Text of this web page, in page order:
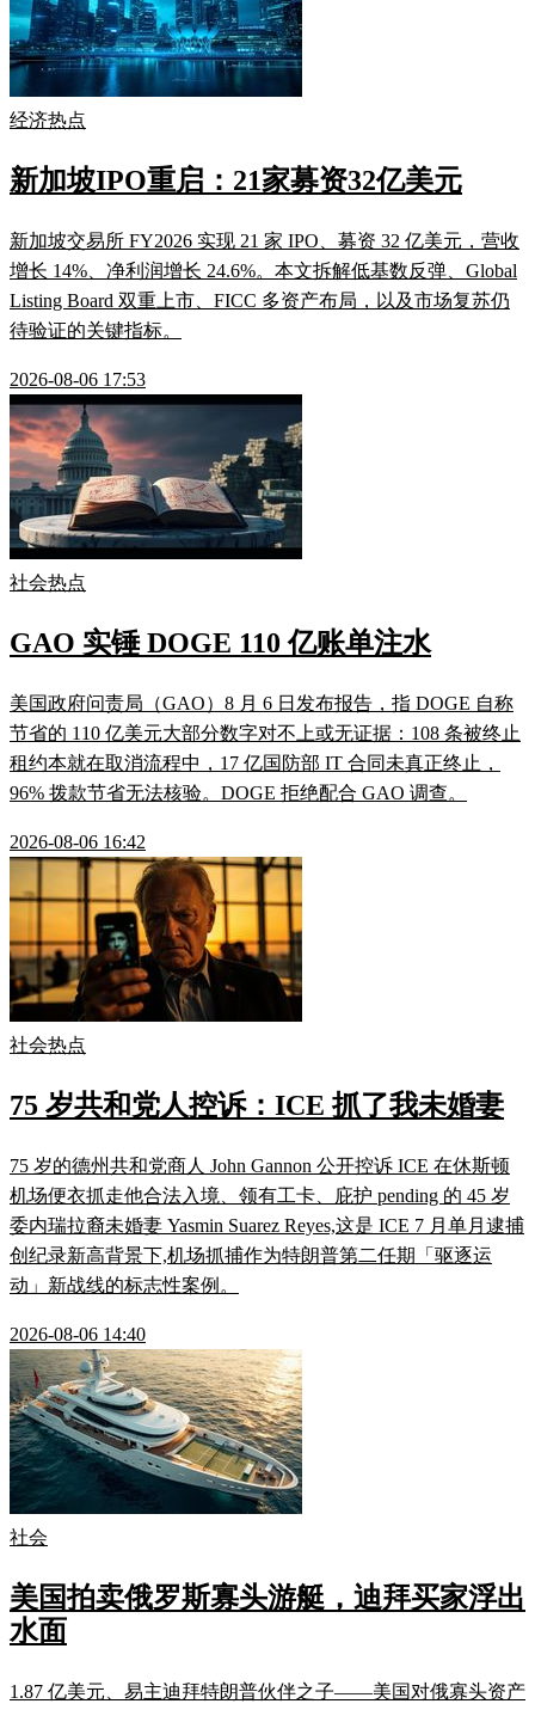
经济热点
新加坡IPO重启：21家募资32亿美元
新加坡交易所 FY2026 实现 21 家 IPO、募资 32 亿美元，营收
增长 14%、净利润增长 24.6%。本文拆解低基数反弹、Global
Listing Board 双重上市、FICC 多资产布局，以及市场复苏仍
待验证的关键指标。
2026-08-06 17:53
社会热点
GAO 实锤 DOGE 110 亿账单注水
美国政府问责局（GAO）8 月 6 日发布报告，指 DOGE 自称
节省的 110 亿美元大部分数字对不上或无证据：108 条被终止
租约本就在取消流程中，17 亿国防部 IT 合同未真正终止，
96% 拨款节省无法核验。DOGE 拒绝配合 GAO 调查。
2026-08-06 16:42
社会热点
75 岁共和党人控诉：ICE 抓了我未婚妻
75 岁的德州共和党商人 John Gannon 公开控诉 ICE 在休斯顿
机场便衣抓走他合法入境、领有工卡、庇护 pending 的 45 岁
委内瑞拉裔未婚妻 Yasmin Suarez Reyes,这是 ICE 7 月单月逮捕
创纪录新高背景下,机场抓捕作为特朗普第二任期「驱逐运
动」新战线的标志性案例。
2026-08-06 14:40
社会
美国拍卖俄罗斯寡头游艇，迪拜买家浮出
水面
1.87 亿美元、易主迪拜特朗普伙伴之子——美国对俄寡头资产